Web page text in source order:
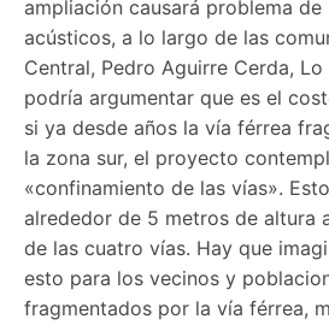
ampliación causará problema de
acústicos, a lo largo de las
Central, Pedro Aguirre Cerda, Lo
podría argumentar que es el
si ya desde años la vía férrea
la zona sur, el proyecto
«confinamiento de las vías».
alrededor de 5 metros de altura
de las cuatro vías. Hay que
esto para los vecinos y
fragmentados por la vía férrea,